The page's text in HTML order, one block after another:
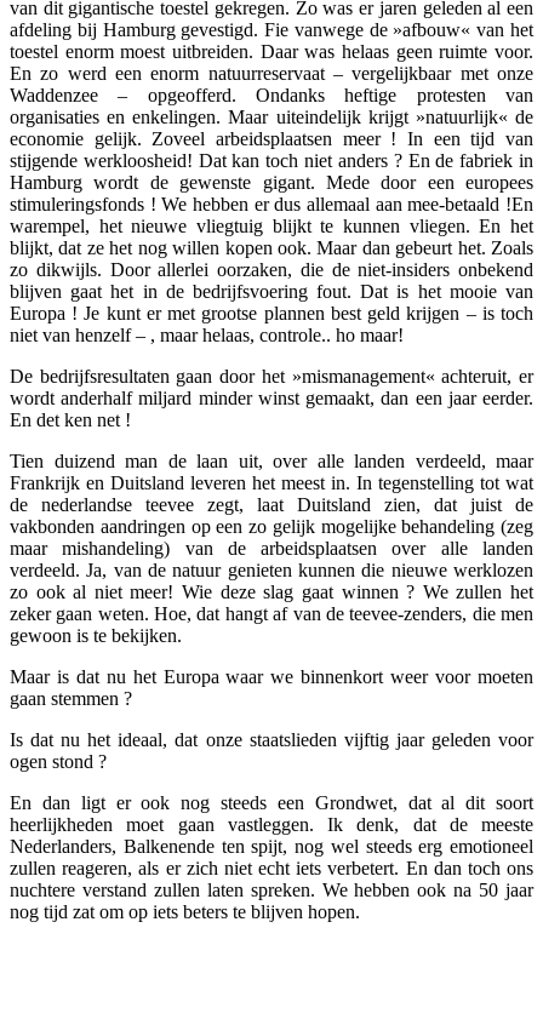
van dit gigantische toestel gekregen. Zo was er jaren geleden al een
afdeling bij Hamburg gevestigd. Fie vanwege de »afbouw« van het
toestel enorm moest uitbreiden. Daar was helaas geen ruimte voor.
En zo werd een enorm natuurreservaat – vergelijkbaar met onze
Waddenzee – opgeofferd. Ondanks heftige protesten van
organisaties en enkelingen. Maar uiteindelijk krijgt »natuurlijk« de
economie gelijk. Zoveel arbeidsplaatsen meer ! In een tijd van
stijgende werkloosheid! Dat kan toch niet anders ? En de fabriek in
Hamburg wordt de gewenste gigant. Mede door een europees
stimuleringsfonds ! We hebben er dus allemaal aan mee-betaald !En
warempel, het nieuwe vliegtuig blijkt te kunnen vliegen. En het
blijkt, dat ze het nog willen kopen ook. Maar dan gebeurt het. Zoals
zo dikwijls. Door allerlei oorzaken, die de niet-insiders onbekend
blijven gaat het in de bedrijfsvoering fout. Dat is het mooie van
Europa ! Je kunt er met grootse plannen best geld krijgen – is toch
niet van henzelf – , maar helaas, controle.. ho maar!
De bedrijfsresultaten gaan door het »mismanagement« achteruit, er
wordt anderhalf miljard minder winst gemaakt, dan een jaar eerder.
En det ken net !
Tien duizend man de laan uit, over alle landen verdeeld, maar
Frankrijk en Duitsland leveren het meest in. In tegenstelling tot wat
de nederlandse teevee zegt, laat Duitsland zien, dat juist de
vakbonden aandringen op een zo gelijk mogelijke behandeling (zeg
maar mishandeling) van de arbeidsplaatsen over alle landen
verdeeld. Ja, van de natuur genieten kunnen die nieuwe werklozen
zo ook al niet meer! Wie deze slag gaat winnen ? We zullen het
zeker gaan weten. Hoe, dat hangt af van de teevee-zenders, die men
gewoon is te bekijken.
Maar is dat nu het Europa waar we binnenkort weer voor moeten
gaan stemmen ?
Is dat nu het ideaal, dat onze staatslieden vijftig jaar geleden voor
ogen stond ?
En dan ligt er ook nog steeds een Grondwet, dat al dit soort
heerlijkheden moet gaan vastleggen. Ik denk, dat de meeste
Nederlanders, Balkenende ten spijt, nog wel steeds erg emotioneel
zullen reageren, als er zich niet echt iets verbetert. En dan toch ons
nuchtere verstand zullen laten spreken. We hebben ook na 50 jaar
nog tijd zat om op iets beters te blijven hopen.